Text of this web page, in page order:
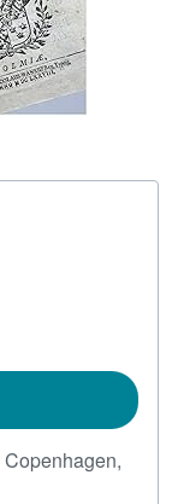
Copenhagen,